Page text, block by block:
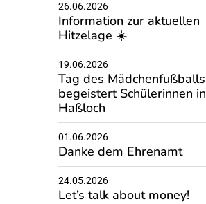
26.06.2026
Information zur aktuellen
Hitzelage ☀️
19.06.2026
Tag des Mädchenfußballs
begeistert Schülerinnen in
Haßloch
01.06.2026
Danke dem Ehrenamt
24.05.2026
Let’s talk about money!